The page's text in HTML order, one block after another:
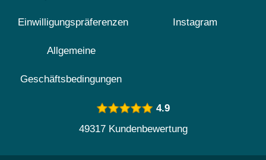
Einwilligungspräferenzen
Allgemeine
Geschäftsbedingungen
Instagram
4.9
49317 Kundenbewertung